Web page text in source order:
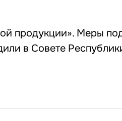
продукции». Меры
в Совете